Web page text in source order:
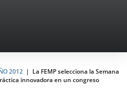
2012
La FEMP selecciona la Semana
innovadora en un congreso